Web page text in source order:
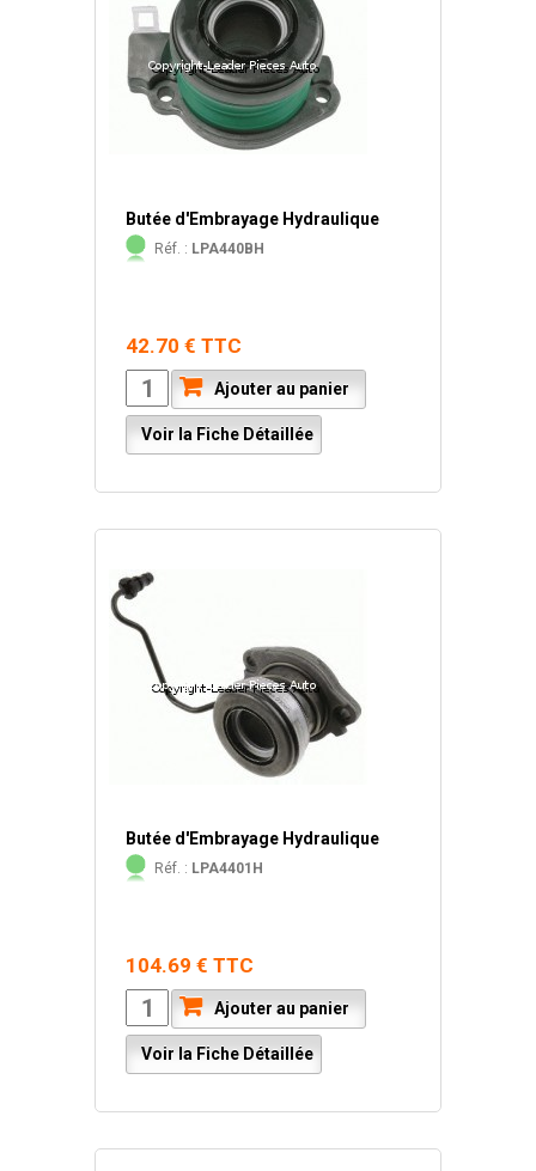
Butée d'Embrayage Hydraulique
Réf. : LPA440BH
42.70 € TTC
Ajouter au panier
Voir la Fiche Détaillée
Butée d'Embrayage Hydraulique
Réf. : LPA4401H
104.69 € TTC
Ajouter au panier
Voir la Fiche Détaillée